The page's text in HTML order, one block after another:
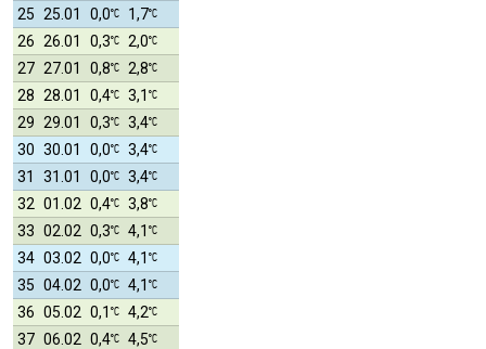
25 25.01 0,0
1,7
26 26.01 0,3
2,0
27 27.01 0,8
2,8
28 28.01 0,4
3,1
29 29.01 0,3
3,4
30 30.01 0,0
3,4
31
31.01 0,0
3,4
32 01.02 0,4
3,8
33 02.02 0,3
4,1
34 03.02 0,0
4,1
35 04.02 0,0
4,1
36 05.02 0,1
4,2
37 06.02 0,4
4,5